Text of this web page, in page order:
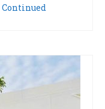
Continued